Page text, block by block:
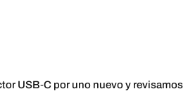
USB‑C por uno nuevo y revisamos